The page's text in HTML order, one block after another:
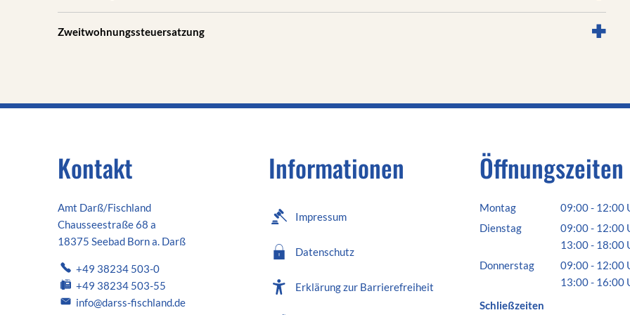
Zweitwohnungssteuersatzung
Kontakt
Amt Darß/Fischland
Chausseestraße 68 a
18375 Seebad Born a. Darß
+49 38234 503-0
+49 38234 503-55
info@darss-fischland.de
Informationen
Impressum
Datenschutz
Erklärung zur Barrierefreiheit
Öffnungszeiten
Montag 09:00- 12:00
Von 09:00 bis
Dienstag 09:00- 12:00
Von 09:00 bis
13:00- 18:00
Von 13:00 bis
Donnerstag 09:00- 12:00
Von 09:00 bis
13:00- 16:00
Schließzeiten